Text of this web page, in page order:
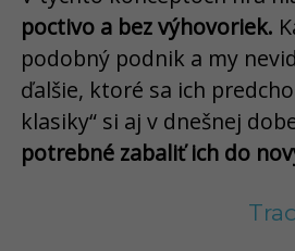
poctivo a bez výhovoriek.
podobný podnik a my
ďalšie, ktoré sa ich
klasiky“ si aj v dnešnej
potrebné zabaliť ich do